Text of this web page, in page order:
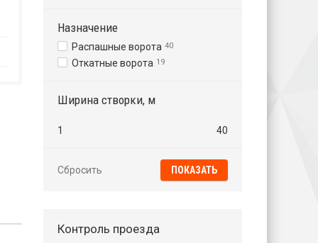
Назначение
Распашные ворота 40
Откатные ворота 19
Ширина створки, м
1 40
Сбросить
Контроль проезда